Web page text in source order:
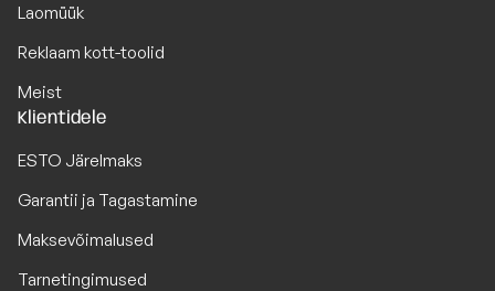
Laomüük
Reklaam kott-toolid
Meist
Klientidele
ESTO Järelmaks
Garantii ja Tagastamine
Maksevõimalused
Tarnetingimused